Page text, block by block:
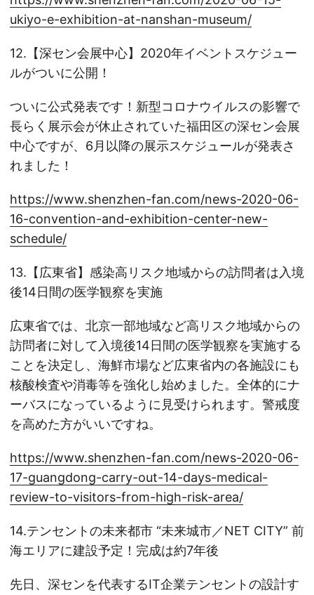
ukiyo-e-exhibition-at-nanshan-museum/
12.【深セン会展中心】2020年イベントスケジュー
ルがついに公開！
ついに公式発表です！新型コロナウイルスの影響で
長らく展示会が休止されていた福田区の深セン会展
中心ですが、6月以降の展示スケジュールが発表さ
れました！
https://www.shenzhen-fan.com/news-2020-06-
16-convention-and-exhibition-center-new-
schedule/
13.【広東省】感染高リスク地域からの訪問者は入境
後14日間の医学観察を実施
広東省では、北京一部地域など高リスク地域からの
訪問者に対して入境後14日間の医学観察を実施する
ことを決定し、海鮮市場など広東省内の各施設にも
核酸検査や消毒等を強化し始めました。全体的にナ
ーバスになっているように見受けられます。警戒度
を高めた方がいいですね。
https://www.shenzhen-fan.com/news-2020-06-
17-guangdong-carry-out-14-days-medical-
review-to-visitors-from-high-risk-area/
14.テンセントの未来都市 “未来城市／NET CITY” 前
海エリアに建設予定！完成は約7年後
先日、深センを代表するIT企業テンセントの設計す